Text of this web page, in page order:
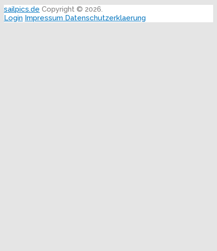
sailpics.de Copyright © 2026.
Login Impressum Datenschutzerklaerung